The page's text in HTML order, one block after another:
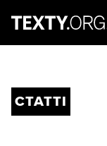
СТАТТІ